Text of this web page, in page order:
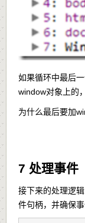
如果循环中最后
window对象上的，
为什么最后要加
7 处理事件
接下来的处理逻
件句柄，并确保